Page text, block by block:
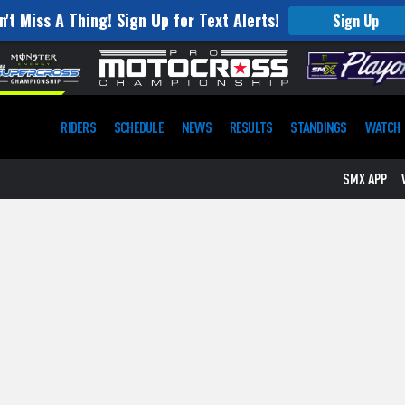
Miss A Thing! Sign Up for Text Alerts! Sign Up
RIDERS SCHEDULE NEWS RESULTS STANDINGS WATCH
SMX APP